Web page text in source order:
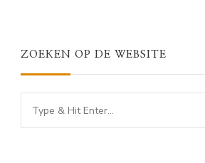
ZOEKEN OP DE WEBSITE
Looking
for